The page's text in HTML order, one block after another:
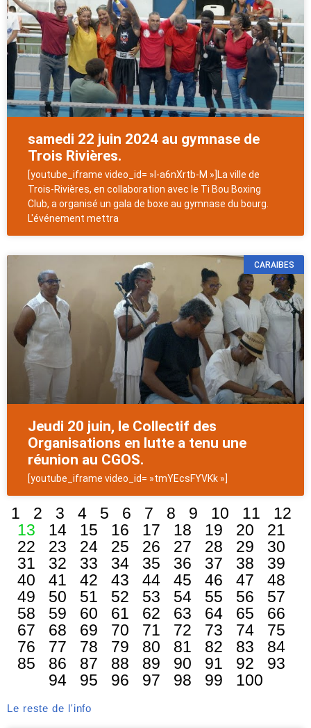
samedi 22 juin 2024 au gymnase de
Trois Rivières.
[youtube_iframe video_id= »I-a6nXrtb-M »]La ville de
Trois-Rivières, en collaboration avec le Ti Bou Boxing
Club, a organisé un gala de boxe au gymnase du bourg.
L'événement mettra
CARAIBES
Jeudi 20 juin, le Collectif des
Organisations en lutte a tenu une
réunion au CGOS.
[youtube_iframe video_id= »tmYEcsFYVKk »]
1 2 3 4 5 6 7 8 9 10 11
12
13
14 15 16 17 18 19 20
21
22
23 24 25 26 27 28 29
30
31
32 33 34 35 36 37 38
39
40
41 42 43 44 45 46 47
48
49
50 51 52 53 54 55 56
57
58
59 60 61 62 63 64 65
66
67
68 69 70 71 72 73 74
75
76
77 78 79 80 81 82 83
84
85
86 87 88 89 90 91 92
93
94
95 96 97 98 99 100
Le reste de l'info